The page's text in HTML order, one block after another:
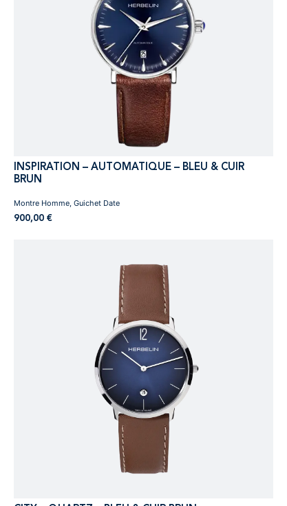
INSPIRATION – AUTOMATIQUE – BLEU & CUIR
BRUN
900,00 €
Montre Homme, Guichet Date